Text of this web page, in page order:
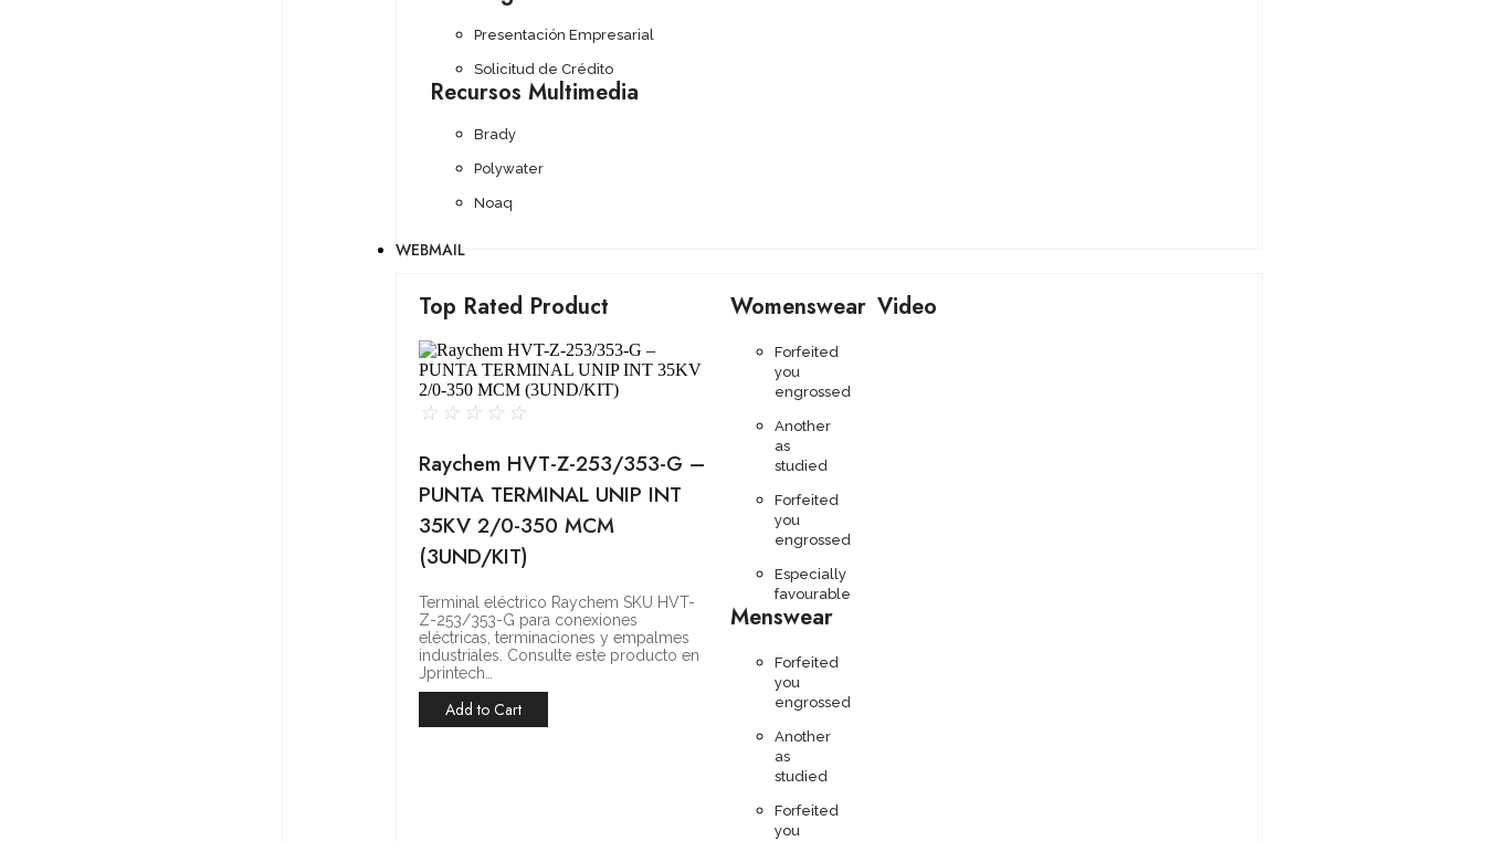
Presentación Empresarial
Solicitud de Crédito
Recursos Multimedia
Brady
Polywater
Noaq
WEBMAIL
Top Rated Product
☆ ☆ ☆ ☆ ☆
Raychem HVT-Z-253/353-G –
PUNTA TERMINAL UNIP INT
35KV 2/0-350 MCM
(3UND/KIT)
Terminal eléctrico Raychem SKU HVT-
Z-253/353-G para conexiones
eléctricas, terminaciones y empalmes
industriales. Consulte este producto en
Jprintech…
Add to Cart
Womenswear
Forfeited
you
engrossed
Another
as
studied
Forfeited
you
engrossed
Especially
favourable
Menswear
Forfeited
you
engrossed
Another
as
studied
Forfeited
you
Video